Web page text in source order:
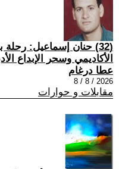
(32) حنان إسماعيل:
الأكاديمي وسحر الإبداع
عطا درغام
2026 / 8 / 8
مقابلات و حوارات